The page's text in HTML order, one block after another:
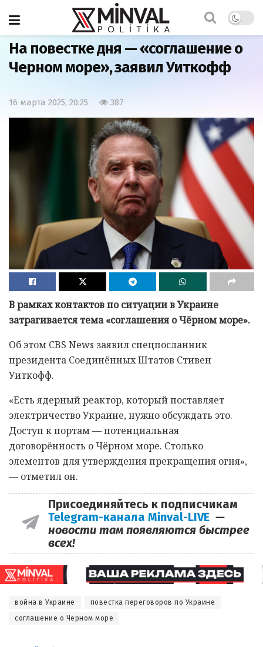
Главная Политика
На повестке дня — «соглашение о
Черном море», заявил Уиткофф
16 марта 2025, 20:25 387
В рамках контактов по ситуации в Украине
затрагивается тема «соглашения о Чёрном море».
Об этом CBS News заявил спецпосланник
президента Соединённых Штатов Стивен
Уиткофф.
«Есть ядерный реактор, который поставляет
электричество Украине, нужно обсуждать это.
Доступ к портам — потенциальная
договорённость о Чёрном море. Столько
элементов для утверждения прекращения огня»,
— отметил он.
Присоединяйтесь к подписчикам
Telegram-канала Minval-LIVE —
новости там появляются быстрее
всех!
война в Украине
повестка переговоров по Украине
соглашение о Черном море